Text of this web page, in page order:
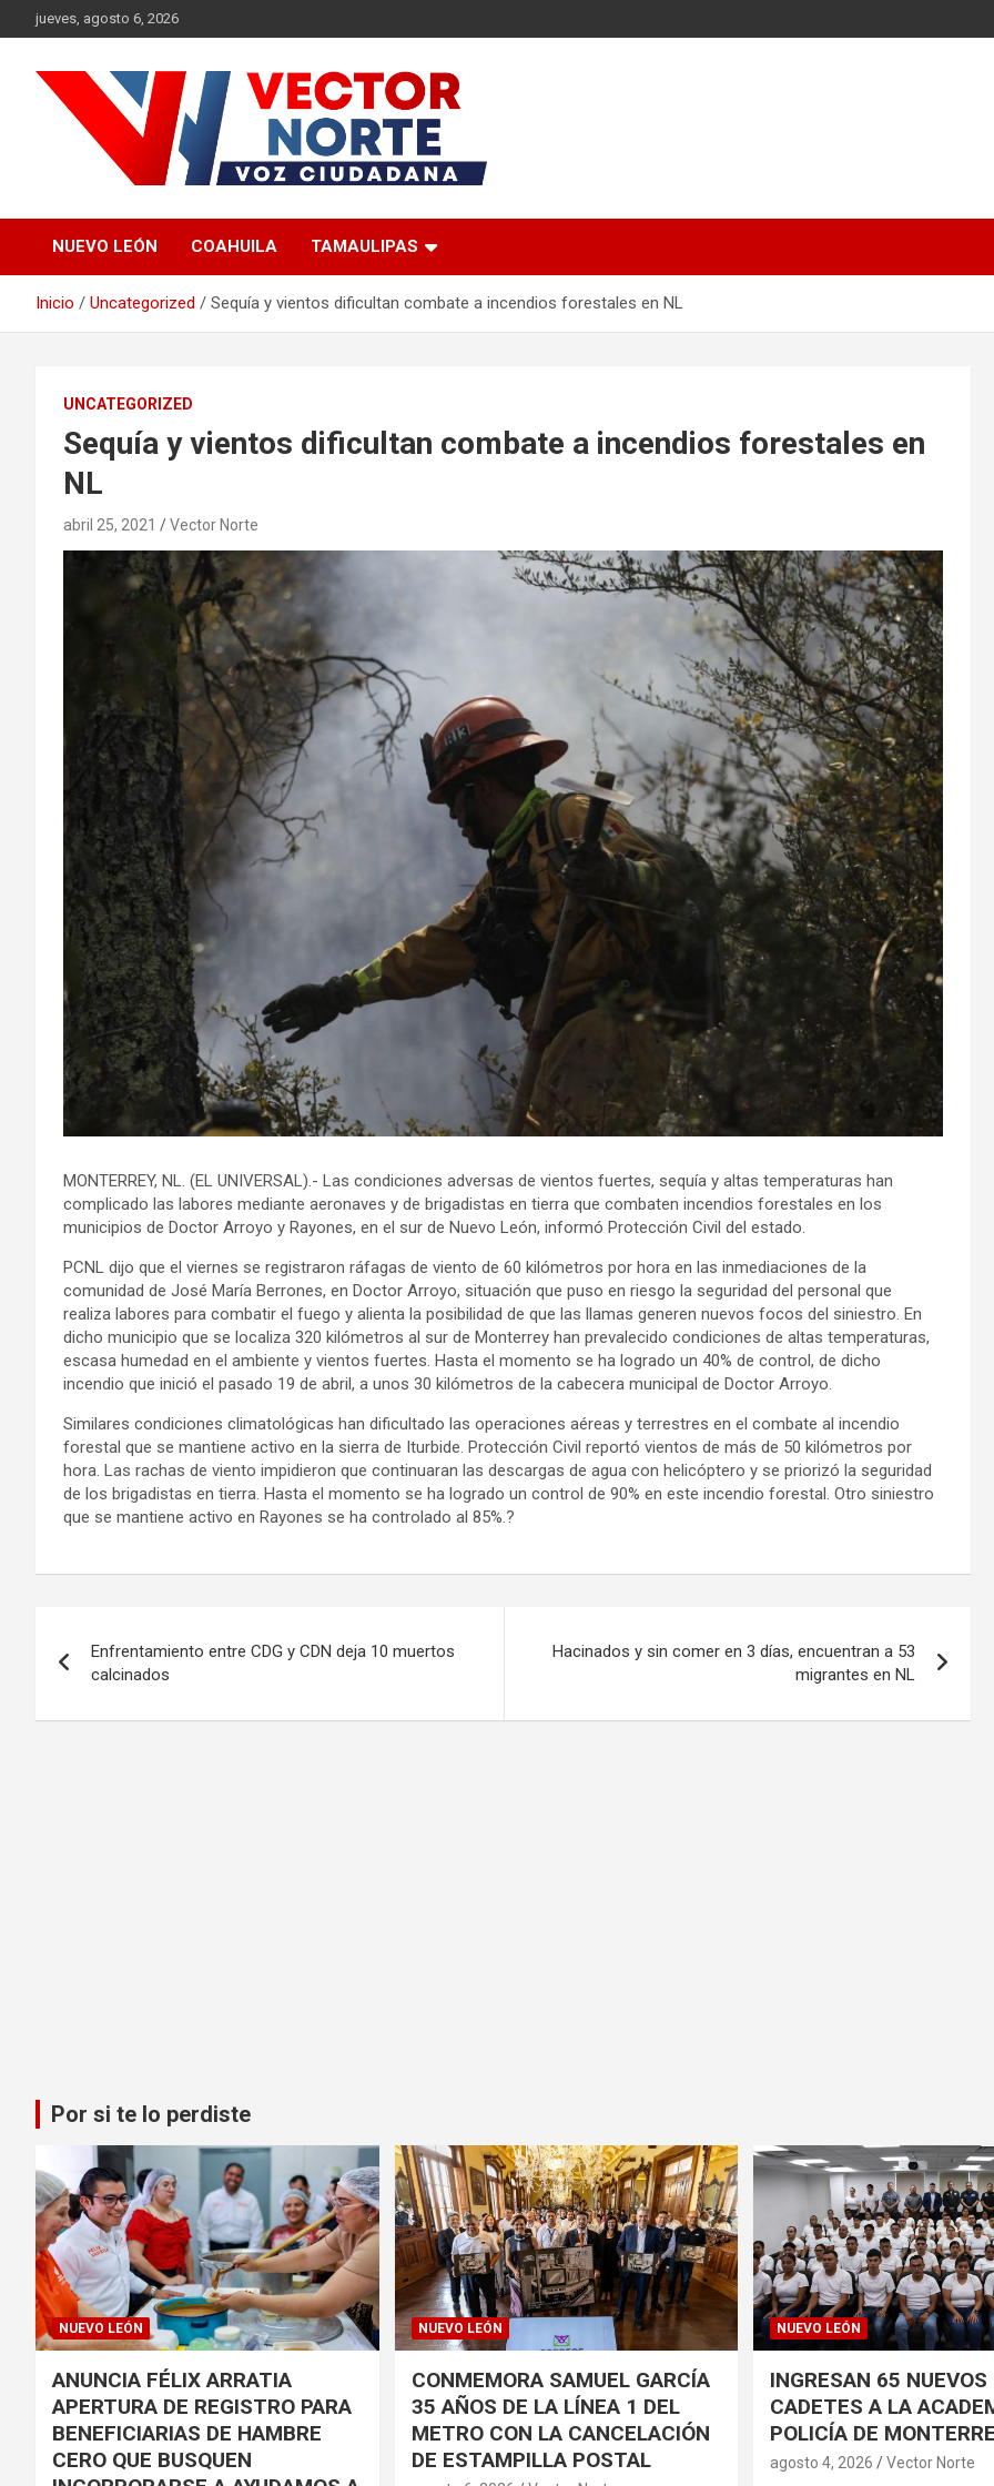
Saltar
al
jueves, agosto 6, 2026
Vector Norte
NUEVO LEÓN COAHUILA TAMAULIPAS
Inicio Uncategorized Sequía y vientos dificultan combate a incendios forestales en NL
UNCATEGORIZED
Sequía y vientos dificultan combate a incendios forestales en
NL
abril 25, 2021 Vector Norte
MONTERREY, NL. (EL UNIVERSAL).- Las condiciones adversas de vientos fuertes, sequía y altas temperaturas han
complicado las labores mediante aeronaves y de brigadistas en tierra que combaten incendios forestales en los
municipios de Doctor Arroyo y Rayones, en el sur de Nuevo León, informó Protección Civil del estado.
PCNL dijo que el viernes se registraron ráfagas de viento de 60 kilómetros por hora en las inmediaciones de la
comunidad de José María Berrones, en Doctor Arroyo, situación que puso en riesgo la seguridad del personal que
realiza labores para combatir el fuego y alienta la posibilidad de que las llamas generen nuevos focos del siniestro. En
dicho municipio que se localiza 320 kilómetros al sur de Monterrey han prevalecido condiciones de altas temperaturas,
escasa humedad en el ambiente y vientos fuertes. Hasta el momento se ha logrado un 40% de control, de dicho
incendio que inició el pasado 19 de abril, a unos 30 kilómetros de la cabecera municipal de Doctor Arroyo.
Similares condiciones climatológicas han dificultado las operaciones aéreas y terrestres en el combate al incendio
forestal que se mantiene activo en la sierra de Iturbide. Protección Civil reportó vientos de más de 50 kilómetros por
hora. Las rachas de viento impidieron que continuaran las descargas de agua con helicóptero y se priorizó la seguridad
de los brigadistas en tierra. Hasta el momento se ha logrado un control de 90% en este incendio forestal. Otro siniestro
que se mantiene activo en Rayones se ha controlado al 85%.?
de
entradas
Enfrentamiento entre CDG y CDN deja 10 muertos
calcinados
Hacinados y sin comer en 3 días, encuentran a 53
migrantes en NL
Por si te lo perdiste
NUEVO LEÓN
ANUNCIA FÉLIX ARRATIA
APERTURA DE REGISTRO PARA
BENEFICIARIAS DE HAMBRE
CERO QUE BUSQUEN
NUEVO LEÓN
CONMEMORA SAMUEL GARCÍA
35 AÑOS DE LA LÍNEA 1 DEL
METRO CON LA CANCELACIÓN
DE ESTAMPILLA POSTAL
NUEVO LEÓN
INGRESAN 65 NUEVOS
CADETES A LA
POLICÍA DE
agosto 4, 2026 Vector Norte